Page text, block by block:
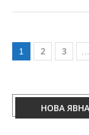
1 2 3
НОВА